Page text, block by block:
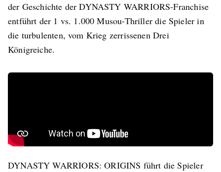
der Geschichte der DYNASTY WARRIORS-Franchise
entführt der 1 vs. 1.000 Musou-Thriller die Spieler in
die turbulenten, vom Krieg zerrissenen Drei
Königreiche.
DYNASTY WARRIORS: ORIGINS führt die Spieler